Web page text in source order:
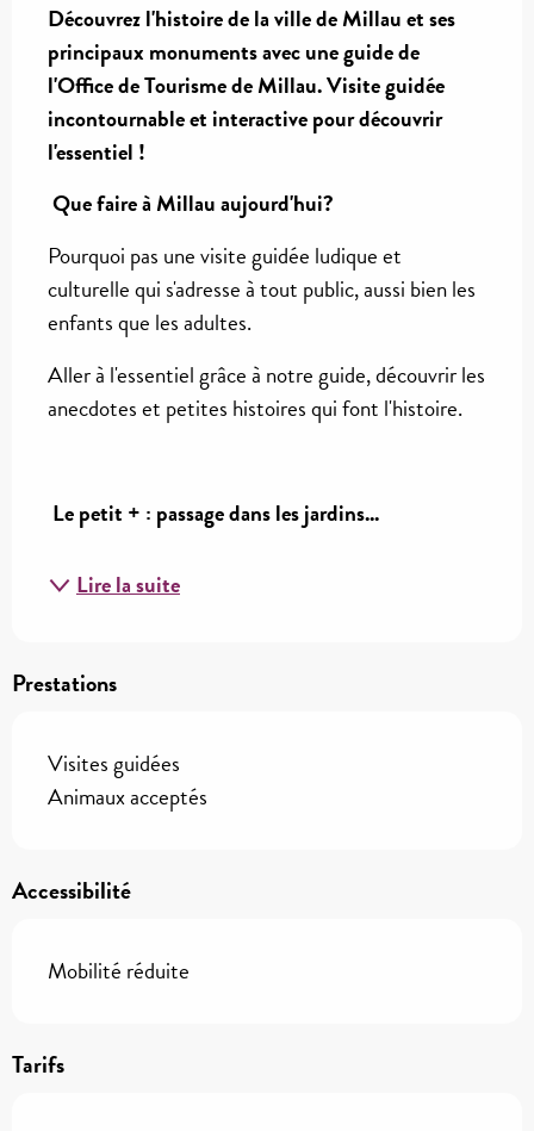
Découvrez l'histoire de la ville de Millau et ses
principaux monuments avec une guide de
l'Office de Tourisme de Millau. Visite guidée
incontournable et interactive pour découvrir
l'essentiel !
Que faire à Millau aujourd'hui?
Pourquoi pas une visite guidée ludique et
culturelle qui s'adresse à tout public, aussi bien les
enfants que les adultes.
Aller à l'essentiel grâce à notre guide, découvrir les
anecdotes et petites histoires qui font l'histoire.
Le petit + : passage dans les jardins...
Lire la suite
Prestations
Visites guidées
Animaux acceptés
Accessibilité
Mobilité réduite
Tarifs